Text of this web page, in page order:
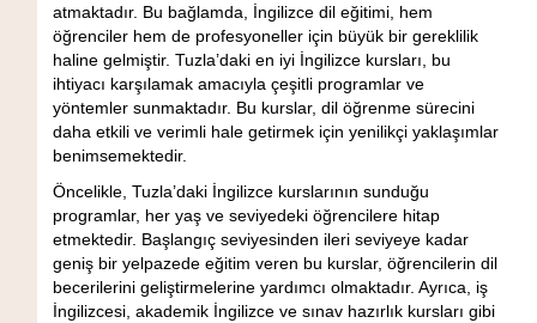
atmaktadır. Bu bağlamda, İngilizce dil eğitimi, hem
öğrenciler hem de profesyoneller için büyük bir gereklilik
haline gelmiştir. Tuzla’daki en iyi İngilizce kursları, bu
ihtiyacı karşılamak amacıyla çeşitli programlar ve
yöntemler sunmaktadır. Bu kurslar, dil öğrenme sürecini
daha etkili ve verimli hale getirmek için yenilikçi yaklaşımlar
benimsemektedir.
Öncelikle, Tuzla’daki İngilizce kurslarının sunduğu
programlar, her yaş ve seviyedeki öğrencilere hitap
etmektedir. Başlangıç seviyesinden ileri seviyeye kadar
geniş bir yelpazede eğitim veren bu kurslar, öğrencilerin dil
becerilerini geliştirmelerine yardımcı olmaktadır. Ayrıca, iş
İngilizcesi, akademik İngilizce ve sınav hazırlık kursları gibi